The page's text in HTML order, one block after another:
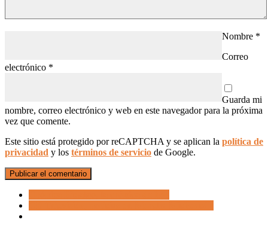
Nombre *
Correo
electrónico *
Guarda mi
nombre, correo electrónico y web en este navegador para la próxima
vez que comente.
Este sitio está protegido por reCAPTCHA y se aplican la política de
privacidad y los términos de servicio de Google.